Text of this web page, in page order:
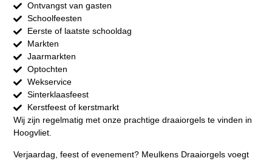
Ontvangst van gasten
Schoolfeesten
Eerste of laatste schooldag
Markten
Jaarmarkten
Optochten
Wekservice
Sinterklaasfeest
Kerstfeest of kerstmarkt
Wij zijn regelmatig met onze prachtige draaiorgels te vinden in
Hoogvliet.
Verjaardag, feest of evenement? Meulkens Draaiorgels voegt